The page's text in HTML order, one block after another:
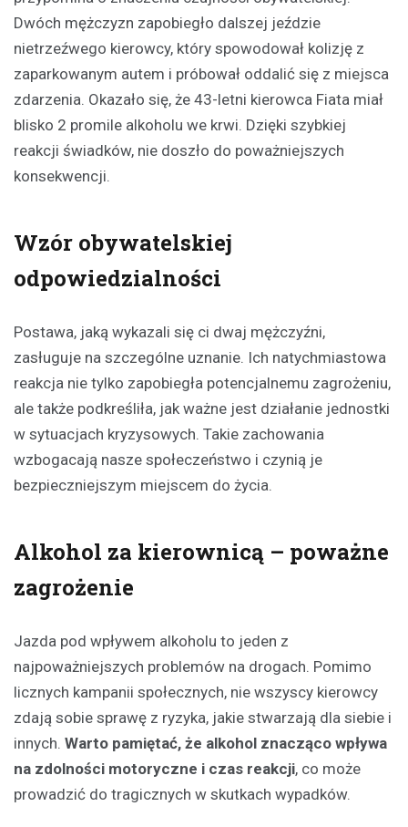
Dwóch mężczyzn zapobiegło dalszej jeździe
nietrzeźwego kierowcy, który spowodował kolizję z
zaparkowanym autem i próbował oddalić się z miejsca
zdarzenia. Okazało się, że 43-letni kierowca Fiata miał
blisko 2 promile alkoholu we krwi. Dzięki szybkiej
reakcji świadków, nie doszło do poważniejszych
konsekwencji.
Wzór obywatelskiej
odpowiedzialności
Postawa, jaką wykazali się ci dwaj mężczyźni,
zasługuje na szczególne uznanie. Ich natychmiastowa
reakcja nie tylko zapobiegła potencjalnemu zagrożeniu,
ale także podkreśliła, jak ważne jest działanie jednostki
w sytuacjach kryzysowych. Takie zachowania
wzbogacają nasze społeczeństwo i czynią je
bezpieczniejszym miejscem do życia.
Alkohol za kierownicą – poważne
zagrożenie
Jazda pod wpływem alkoholu to jeden z
najpoważniejszych problemów na drogach. Pomimo
licznych kampanii społecznych, nie wszyscy kierowcy
zdają sobie sprawę z ryzyka, jakie stwarzają dla siebie i
innych. Warto pamiętać, że alkohol znacząco wpływa
na zdolności motoryczne i czas reakcji, co może
prowadzić do tragicznych w skutkach wypadków.